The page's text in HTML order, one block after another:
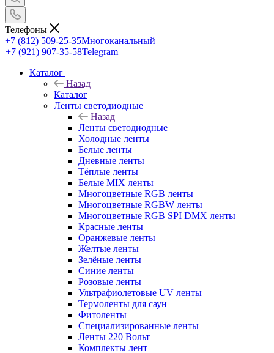
Телефоны
+7 (812) 509-25-35Многоканальный
+7 (921) 907-35-58Telegram
Каталог
Назад
Каталог
Ленты светодиодные
Назад
Ленты светодиодные
Холодные ленты
Белые ленты
Дневные ленты
Тёплые ленты
Белые MIX ленты
Многоцветные RGB ленты
Многоцветные RGBW ленты
Многоцветные RGB SPI DMX ленты
Красные ленты
Оранжевые ленты
Желтые ленты
Зелёные ленты
Синие ленты
Розовые ленты
Ультрафиолетовые UV ленты
Термоленты для саун
Фитоленты
Специализированные ленты
Ленты 220 Вольт
Комплекты лент